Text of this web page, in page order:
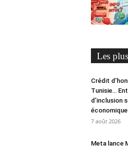
Les
Crédit
Tunisie…
d’inclusion
économique
7 août 2026
Meta lance